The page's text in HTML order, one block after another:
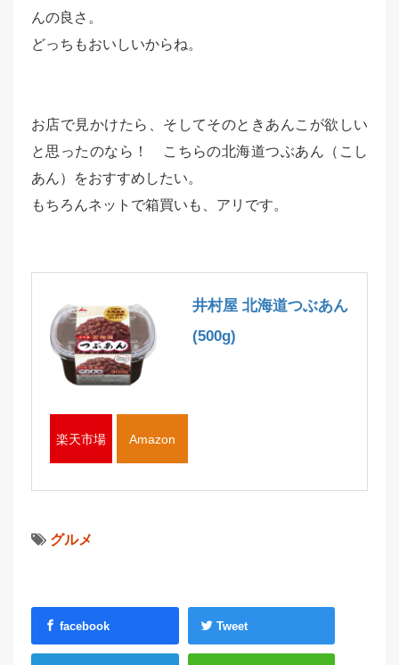
んの良さ。
どっちもおいしいからね。
お店で見かけたら、そしてそのときあんこが欲しい
と思ったのなら！ こちらの北海道つぶあん（こし
あん）をおすすめしたい。
もちろんネットで箱買いも、アリです。
井村屋 北海道つぶあん
(500g)
楽天市場 Amazon
グルメ
facebook Tweet